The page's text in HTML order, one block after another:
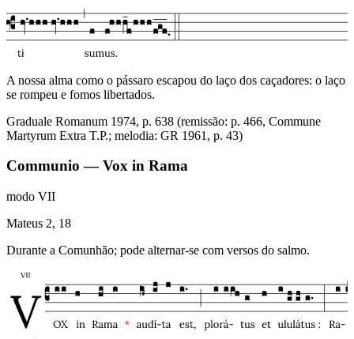
A nossa alma como o pássaro escapou do laço dos caçadores: o laço
se rompeu e fomos libertados.
Graduale Romanum 1974, p. 638 (remissão: p. 466, Commune
Martyrum Extra T.P.; melodia: GR 1961, p. 43)
Communio — Vox in Rama
modo VII
Mateus 2, 18
Durante a Comunhão; pode alternar-se com versos do salmo.